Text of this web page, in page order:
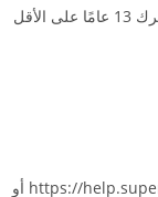
كذلك شروط الخدمة وسياسة الخصوصية أن يبلغ عمرك 13 عامًا على الأقل
https://help.supercellsupport.com/clash-royale/ar/index.html أو